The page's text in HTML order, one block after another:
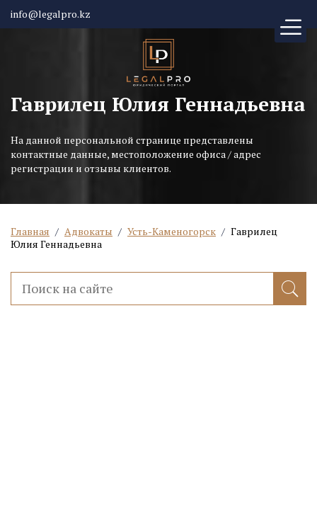
info@legalpro.kz
Гаврилец Юлия Геннадьевна
На данной персональной странице представлены
контактные данные, местоположение офиса / адрес
регистрации и отзывы клиентов.
Главная / Адвокаты / Усть-Каменогорск / Гаврилец
Юлия Геннадьевна